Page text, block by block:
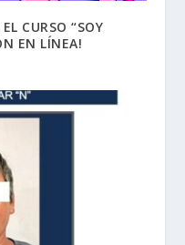
CURSO “SOY
EN LÍNEA!